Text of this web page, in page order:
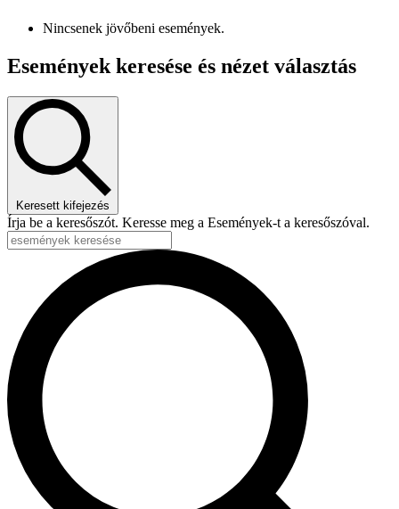
Nincsenek jövőbeni események.
Események keresése és nézet választás
Keresett kifejezés
Írja be a keresőszót. Keresse meg a Események-t a keresőszóval.